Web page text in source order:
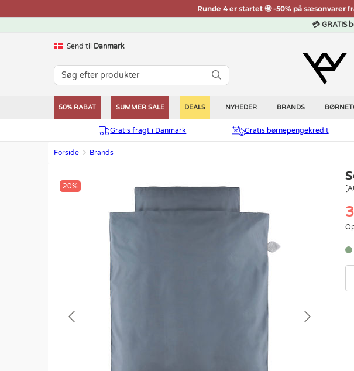
Runde 4 er startet 🤩 -50% på sæsonvarer
💳 GRATIS
Send til Danmark
50% RABAT SUMMER SALE DEALS NYHEDER BRANDS
Gratis fragt i Danmark Gratis børnepengekredit
Forside Brands
20%